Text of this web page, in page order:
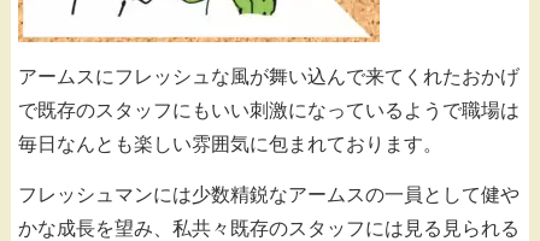
アームスにフレッシュな風が舞い込んで来てくれたおかげ
で既存のスタッフにもいい刺激になっているようで職場は
毎日なんとも楽しい雰囲気に包まれております。
フレッシュマンには少数精鋭なアームスの一員として健や
かな成長を望み、私共々既存のスタッフには見る見られる